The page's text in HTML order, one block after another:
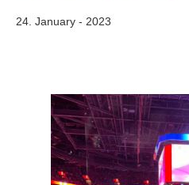
24. January - 2023